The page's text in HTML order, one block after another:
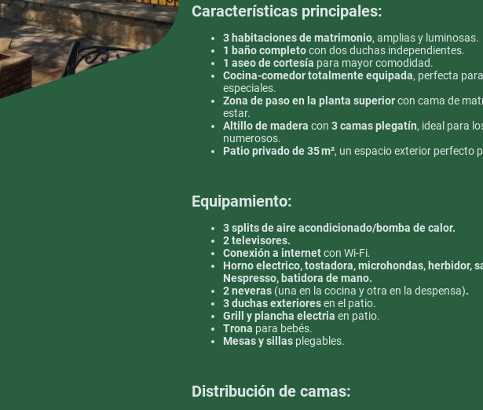
Características principales:
3 habitaciones de matrimonio, amplias y luminosas.
1 baño completocon dos duchas independientes.
1 aseo de cortesía para mayor comodidad.
Cocina-comedor totalmente equipada, perfecta
especiales.
Zona de paso en la planta superiorcon cama de
estar.
Altillo de madera con3 camas plegatín, ideal para
numerosos.
Patio privado de 35 m², un espacio exterior perfecto
Equipamiento:
3 splits de aire acondicionado/bomba de calor.
2 televisores.
Conexión a internetcon Wi-Fi.
Horno electrico, tostadora, microhondas, herbidor,
Nespresso, batidora de mano.
2 neveras (una en la cocina y otra en la despensa).
3 duchas exterioresen el patio.
Grill y plancha electriaen patio.
Trona para bebés.
Mesas y sillas plegables.
Distribución de camas: